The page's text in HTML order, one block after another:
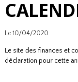
Le 10/04/2020
Le site des finances et
déclaration pour cette